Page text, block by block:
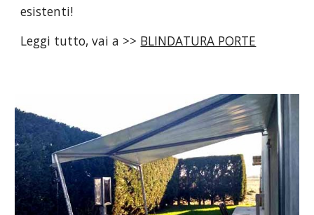
esistenti!
Leggi tutto, vai a >> BLINDATURA PORTE